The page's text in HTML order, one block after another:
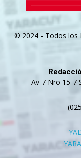
© 2024 - Todos los
Av 7 Nro 15-7